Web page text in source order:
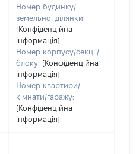
Номер будинку/
земельної ділянки:
[Конфіденційна
інформація]
Номер корпусу/секції/
блоку: [Конфіденційна
інформація]
Номер квартири/
кімнати/гаражу:
[Конфіденційна
інформація]